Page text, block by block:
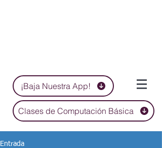
¡Baja Nuestra App!
Clases de Computación Básica
Entrada